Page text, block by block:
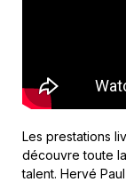
Les prestations
découvre toute
talent. Hervé